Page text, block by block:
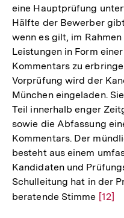
eine Hauptprüfung
Hälfte der Bewerber
wenn es gilt, im
Leistungen in Form
Kommentars zu
Vorprüfung wird der
München eingeladen.
Teil innerhalb enger
sowie die Abfassung
Kommentars. Der
besteht aus einem
Kandidaten und
Schulleitung hat in der
beratende Stimme Zur
[12]